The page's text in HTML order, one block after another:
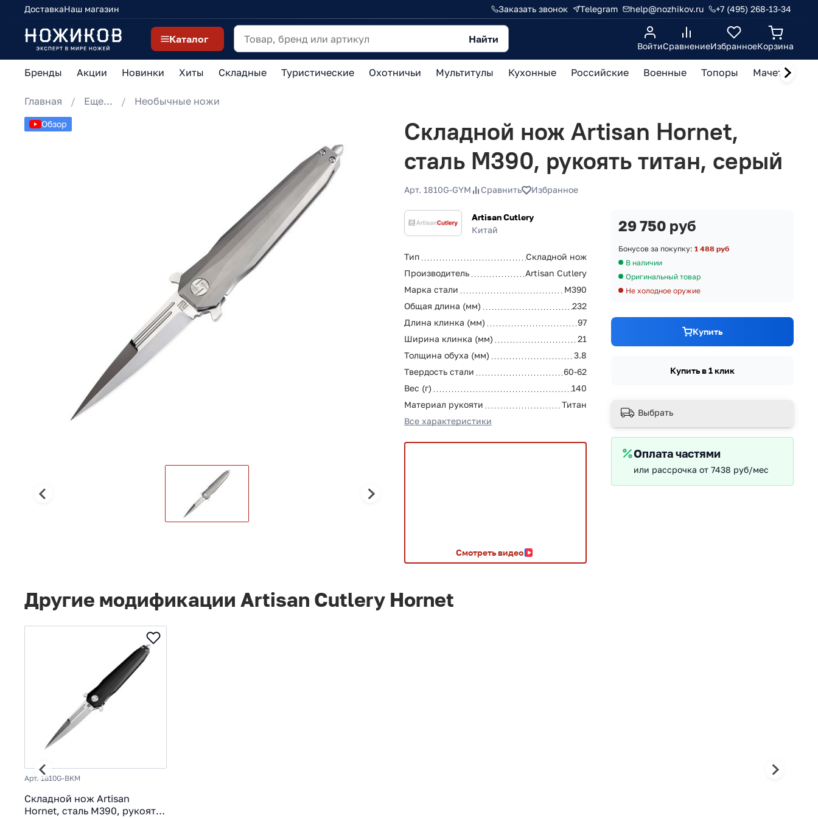
ДоставкаНаш магазин Заказать звонок Telegram help@nozhikov.ru +7 (495) 268-13-34
Каталог Найти
ВойтиСравнениеИзбранноеКорзина
Бренды Акции Новинки Хиты Складные Туристические Охотничьи Мультитулы Кухонные Российские Военные Топоры Мачете,
Главная Еще... Необычные ножи
Обзор
Складной нож Artisan Hornet,
сталь M390, рукоять титан, серый
Арт. 1810G-GYM Сравнить Избранное
Artisan Cutlery
Китай
Тип
Складной нож
Производитель
Artisan Cutlery
Марка стали
M390
Общая длина (мм)
232
Длина клинка (мм)
97
Ширина клинка (мм)
21
Толщина обуха (мм)
3.8
Твердость стали
60-62
Вес (г)
140
Материал рукояти
Титан
Все характеристики
Смотреть видео
29 750 руб
Бонусов за покупку: 1 488 руб
В наличии
Оригинальный товар
Не холодное оружие
Купить
Купить в 1 клик
Выбрать
Оплата частями
или рассрочка от 7438 руб/мес
Другие модификации Artisan Cutlery Hornet
Арт. 1810G-BKM
Складной нож Artisan
Hornet, сталь M390, рукоять